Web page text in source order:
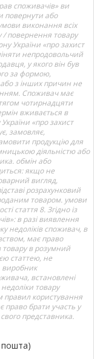
споживачів» ви
повернути або
виконання всіх
повернення товару
України «про захист
непродовольчий
у якого він був
за формою,
з інших причин не
Споживач має
чотирнадцяти
вживається в
України «про захист
замовляє,
продукцію для
діяльністю або
обмін або
якщо не
вигляд,
розрахунковий
товаром. умови
стаття 8. Згідно із
в разі виявлення
недоліків споживач, в
має право
товару в розумний
статтею, не
виробник
встановлені
товару
користування
право брати участь у
представника.
пошта)